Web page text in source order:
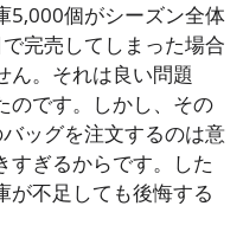
5,000個がシーズン全体
完売してしまった場合
ん。それは良い問題
のです。しかし、その
ッグを注文するのは意
すぎるからです。した
が不足しても後悔する